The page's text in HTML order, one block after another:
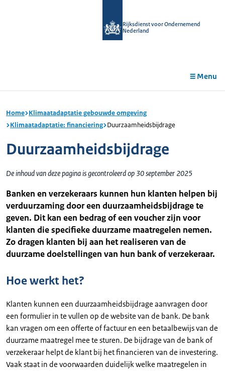
Rijksdienst voor Ondernemend
Nederland
Menu
Home Klimaatadaptatie gebouwde omgeving
Klimaatadaptatie: financiering Duurzaamheidsbijdrage
Duurzaamheidsbijdrage
De inhoud van deze pagina is gecontroleerd op 30 september 2025
Banken en verzekeraars kunnen hun klanten helpen bij
verduurzaming door een duurzaamheidsbijdrage te
geven. Dit kan een bedrag of een voucher zijn voor
klanten die specifieke duurzame maatregelen nemen.
Zo dragen klanten bij aan het realiseren van de
duurzame doelstellingen van hun bank of verzekeraar.
Hoe werkt het?
Klanten kunnen een duurzaamheidsbijdrage aanvragen door
een formulier in te vullen op de website van de bank. De bank
kan vragen om een offerte of factuur en een betaalbewijs van de
duurzame maatregel mee te sturen. De bijdrage van de bank of
verzekeraar helpt de klant bij het financieren van de investering.
Vaak staat in de voorwaarden duidelijk welke maatregelen in